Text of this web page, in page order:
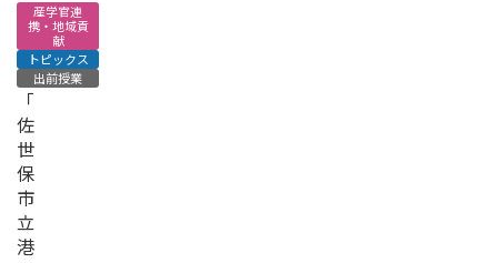
産学官連
携・地域貢
献
トピックス
出前授業
「
佐
世
保
市
立
港